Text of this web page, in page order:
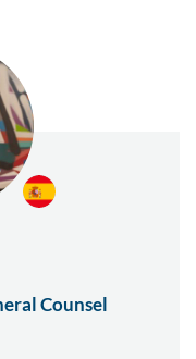
Counsel